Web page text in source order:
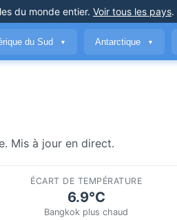
du monde entier. Voir tous les pays.
du Sud ▼ Antarctique ▼
Mis à jour en direct.
ÉCART DE TEMPÉRATURE
6.9°C
Bangkok plus chaud